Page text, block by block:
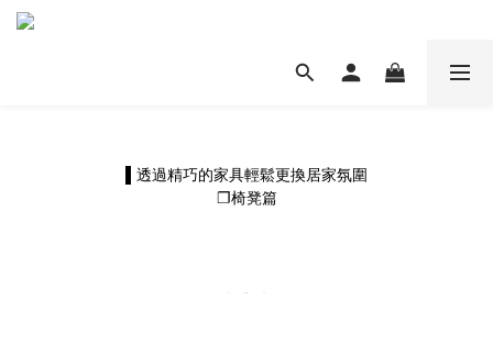
▌透過精巧的家具輕鬆更換居家氛圍
❐椅凳篇